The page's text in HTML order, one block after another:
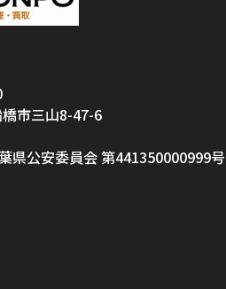
市三山8-47-6
県公安委員会 第441350000999号